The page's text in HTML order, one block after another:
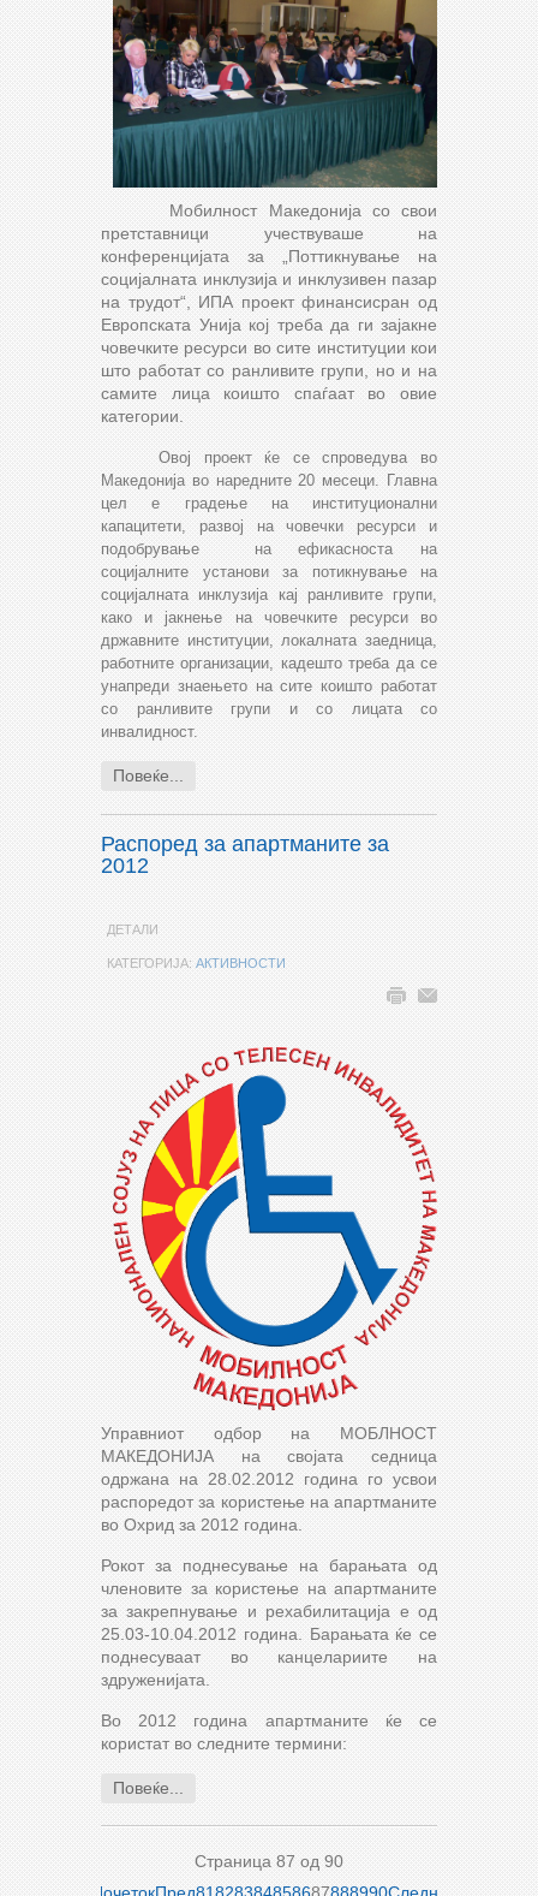
Мобилност Македонија со свои
претставници учествуваше на
конференцијата за „Поттикнување на
социјалната инклузија и инклузивен пазар
на трудот“, ИПА проект финансисран од
Европската Унија кој треба да ги зајакне
човечките ресурси во сите институции кои
што работат со ранливите групи, но и на
самите лица коишто спаѓаат во овие
категории.
Овој проект ќе се спроведува во
Македонија во наредните 20 месеци. Главна
цел е градење на институционални
капацитети, развој на човечки ресурси и
подобрување на ефикасноста на
социјалните установи за потикнување на
социјалната инклузија кај ранливите групи,
како и јакнење на човечките ресурси во
државните институции, локалната заедница,
работните организации, кадешто треба да се
унапреди знаењето на сите коишто работат
со ранливите групи и со лицата со
инвалидност.
Повеќе...
Распоред за апартманите за
2012
ДЕТАЛИ
КАТЕГОРИЈА: АКТИВНОСТИ
Управниот одбор на МОБЛНОСТ
МАКЕДОНИЈА на својата седница
одржана на 28.02.2012 година го усвои
распоредот за користење на апартманите
во Охрид за 2012 година.
Рокот за поднесување на барањата од
членовите за користење на апартманите
за закрепнување и рехабилитација е од
25.03-10.04.2012 година. Барањата ќе се
поднесуваат во канцелариите на
здруженијата.
Во 2012 година апартманите ќе се
користат во следните термини:
Повеќе...
Страница 87 од 90
ПочетокПред81828384858687888990Следно